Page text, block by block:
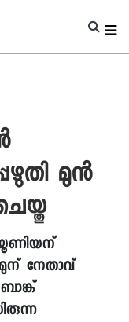
മുന്‍
യൂണിയന്
മുന് നേതാവ്